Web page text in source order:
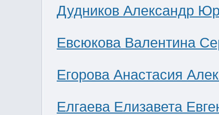
Дудников Александр
Евсюкова Валентина
Егорова Анастасия
Елгаева Елизавета